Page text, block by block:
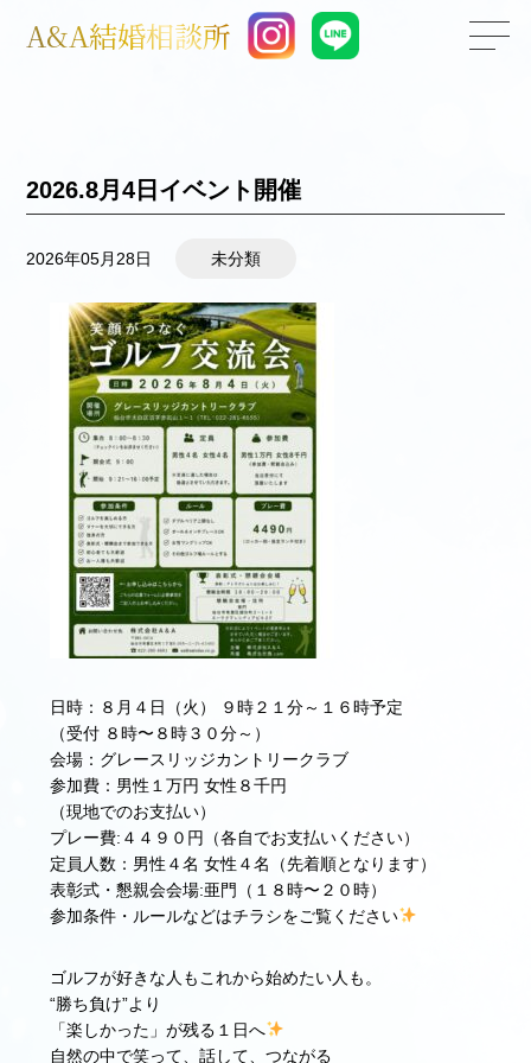
A&A結婚相談所
2026.8月4日イベント開催
2026年05月28日 未分類
日時：８月４日（火） ９時２１分～１６時予定
（受付 ８時〜８時３０分～）
会場：グレースリッジカントリークラブ
参加費：男性１万円 女性８千円
（現地でのお支払い）
プレー費:４４９０円（各自でお支払いください）
定員人数：男性４名 女性４名（先着順となります）
表彰式・懇親会会場:亜門（１８時〜２０時）
参加条件・ルールなどはチラシをご覧ください
ゴルフが好きな人もこれから始めたい人も。
“勝ち負け”より
「楽しかった」が残る１日へ
自然の中で笑って、話して、つながる